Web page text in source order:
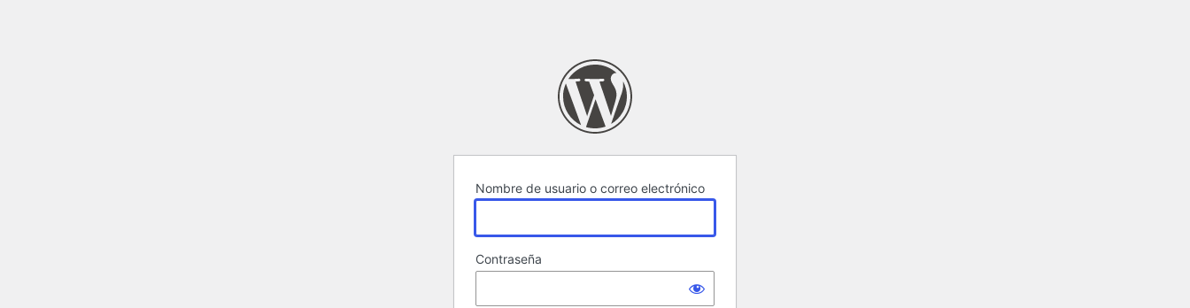
Nombre de usuario o correo electrónico
Contraseña